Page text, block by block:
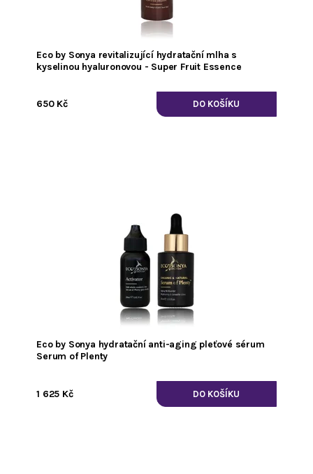
Eco by Sonya revitalizující hydratační mlha s
kyselinou hyaluronovou - Super Fruit Essence
650 Kč
Eco by Sonya hydratační anti-aging pleťové sérum
Serum of Plenty
1 625 Kč